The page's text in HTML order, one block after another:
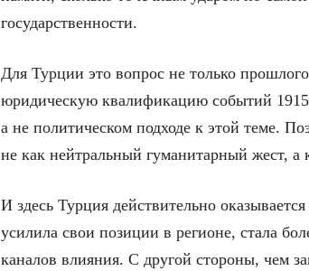
государственности.
Для Турции это вопрос не только
юридическую квалификацию событий 1915
а не политическом подходе к этой теме.
не как нейтральный гуманитарный жест, а
И здесь Турция действительно
усилила свои позиции в регионе, стала
каналов влияния. С другой стороны, чем